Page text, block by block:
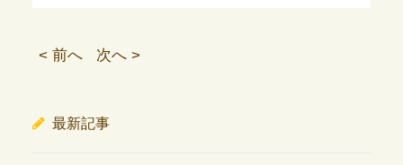
< 前へ 次へ >
最新記事